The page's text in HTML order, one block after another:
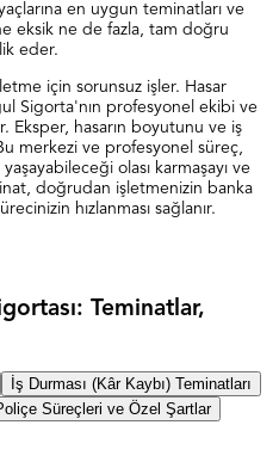
en uygun teminatları ve
eksik ne de fazla, tam doğru
eder.
için sorunsuz işler. Hasar
Sigorta'nın profesyonel ekibi ve
Eksper, hasarın boyutunu ve iş
merkezi ve profesyonel süreç,
olası karmaşayı ve
doğrudan işletmenizin banka
hızlanması sağlanır.
Teminatlar,
İş Durması (Kâr Kaybı) Teminatları
Süreçleri ve Özel Şartlar